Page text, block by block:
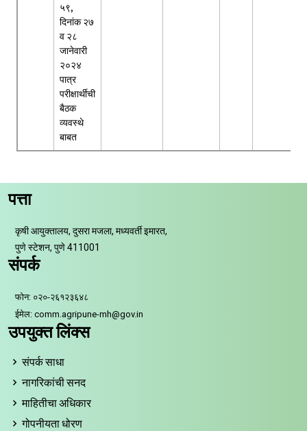
५९,
दिनांक २७
व २८
जानेवारी
२०२४
पात्र
परीक्षार्थीची
बैठक
व्यवस्थे
बाबत
पत्ता
कृषी आयुक्तालय, दुसरा मजला, मध्यवर्ती इमारत,
पुणे स्टेशन, पुणे 411001
संपर्क
फोन: ०२०-२६१२३६४८
ईमेल: comm.agripune-mh@gov.in
उपयुक्त लिंक्स
संपर्क साधा
नागरिकांची सनद
माहितीचा अधिकार
गोपनीयता धोरण